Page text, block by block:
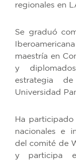
regionales en
Se graduó
maestría en
y
estrategia
Universidad
Ha
nacionales e
del comité de
y participa